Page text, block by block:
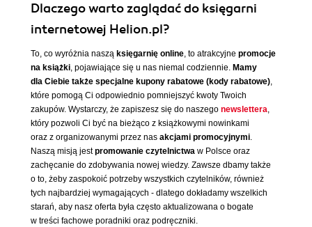
Dlaczego warto zaglądać do księgarni
internetowej Helion.pl?
To, co wyróżnia naszą księgarnię online, to atrakcyjne promocje
na książki, pojawiające się u nas niemal codziennie. Mamy
dla Ciebie także specjalne kupony rabatowe (kody rabatowe),
które pomogą Ci odpowiednio pomniejszyć kwoty Twoich
zakupów. Wystarczy, że zapiszesz się do naszego newslettera,
który pozwoli Ci być na bieżąco z książkowymi nowinkami
oraz z organizowanymi przez nas akcjami promocyjnymi.
Naszą misją jestpromowanie czytelnictwa w Polsce oraz
zachęcanie do zdobywania nowej wiedzy. Zawsze dbamy także
o to, żeby zaspokoić potrzeby wszystkich czytelników, również
tych najbardziej wymagających - dlatego dokładamy wszelkich
starań, aby nasz oferta była często aktualizowana o bogate
w treści fachowe poradniki oraz podręczniki.